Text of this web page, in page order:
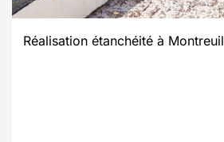
Réalisation étanchéité à Montreuil